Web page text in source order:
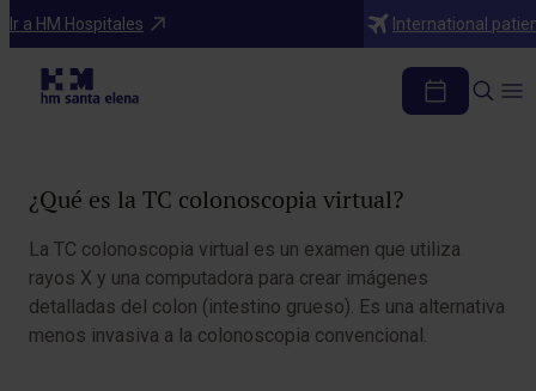
Ir a HM Hospitales International
Diagnosticos
TC colonoscopia virtual
¿Qué es la TC colonoscopia virtual?
La TC colonoscopia virtual es un examen que utiliza
rayos X y una computadora para crear imágenes
detalladas del colon (intestino grueso). Es una alternativa
menos invasiva a la colonoscopia convencional.